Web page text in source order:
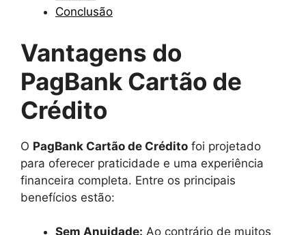
Conclusão
Vantagens do
PagBank Cartão de
Crédito
O PagBank Cartão de Crédito foi projetado
para oferecer praticidade e uma experiência
financeira completa. Entre os principais
benefícios estão:
Sem Anuidade: Ao contrário de muitos